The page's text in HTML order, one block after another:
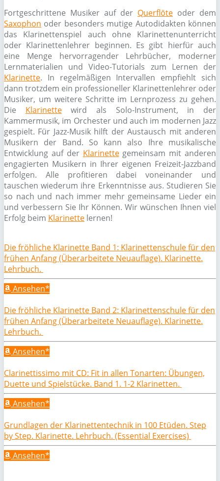
Fortgeschrittene Musiker auf der Querflöte oder dem
Saxophon oder besonders mutige Autodidakten können
das Klarinettenspiel auch ohne Klarinettenunterricht
oder Klarinettenlehrer beginnen. Es gibt hierfür auch
eine Menge hervorragender Lehrbücher, moderner
Lernmaterialien und Video-Tutorials zum Lernen der
Klarinette. In regelmäßigen Intervallen empfiehlt sich
dann trotzdem ein professioneller Klarinettenlehrer oder
Musiker, um weitere Schritte im Lernprozess zu gehen.
Die Klarinettewird als Solo-Instrument, in der
Kammermusik, im Orchester und auch im modernen Jazz
gespielt. Für Jazz-Musik hilft der Austausch mit anderen
Musikern der Band. So kann also Ihre musikalische
Entwicklung auf der Klarinettegemeinsam mit anderen
engagierten Musikern in Ihrer eigenen Freizeit-Jazzband
erfolgen. Alle profitieren dabei voneinander und
tauschen wiederum ihre Erkenntnisse aus. Studieren Sie
so nach und nach immer mehr gemeinsame Lieder ein
und verbessern Sie Ihr Können. Wir wünschen Ihnen viel
Erfolg beim Klarinette lernen!
Die fröhliche Klarinette Band 1: Klarinettenschule für den
frühen Anfang (Überarbeitete Neuauflage). Klarinette.
Lehrbuch.
Ansehen*
Die fröhliche Klarinette Band 2: Klarinettenschule für den
frühen Anfang (Überarbeitete Neuauflage). Klarinette.
Lehrbuch.
Ansehen*
Clarinettissimo mit CD: Fit in allen Tonarten: Übungen,
Duette und Spielstücke. Band 1. 1-2 Klarinetten.
Ansehen*
Grundlagen der Klarinettentechnik in 100 Etüden. Step
by Step. Klarinette. Lehrbuch. (Essential Exercises)
Ansehen*